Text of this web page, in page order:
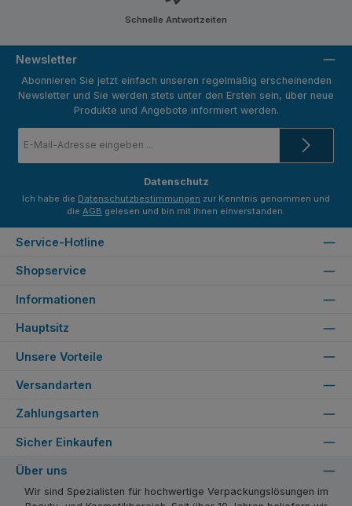
Schnelle Antwortzeiten
Newsletter
Abonnieren Sie jetzt einfach unseren regelmäßig erscheinenden
Newsletter und Sie werden stets unter den Ersten sein, über neue
Produkte und Angebote informiert werden.
Mail-
Datenschutz
Ich habe die Datenschutzbestimmungen zur Kenntnis genommen und
die AGB gelesen und bin mit ihnen einverstanden.
Service-Hotline
Shopservice
Informationen
Unsere Vorteile
Versandarten
Zahlungsarten
Hauptsitz
Sicher Einkaufen
Über uns
Wir sind Spezialisten für hochwertige Verpackungslösungen im